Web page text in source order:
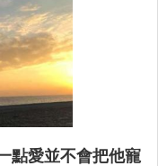
點愛並不會把他寵